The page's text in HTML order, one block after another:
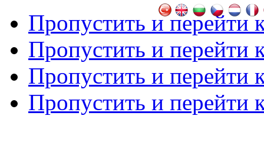
Пропустить и перейти
Пропустить и перейти
Пропустить и перейти
Пропустить и перейти